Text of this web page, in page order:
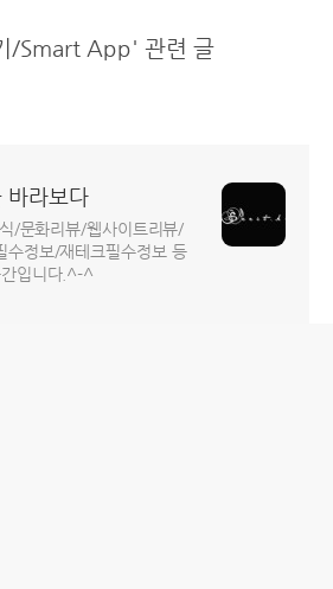
/Smart App' 관련 글
바라보다
/문화리뷰/웹사이트리뷰/
수정보/재테크필수정보 등
간입니다.^-^